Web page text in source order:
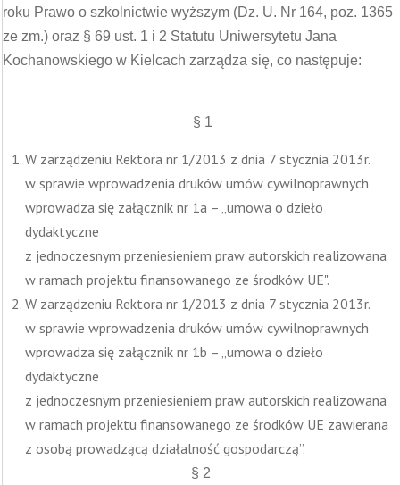
roku Prawo o szkolnictwie wyższym (Dz. U. Nr 164, poz. 1365
ze zm.) oraz § 69 ust. 1 i 2 Statutu Uniwersytetu Jana
Kochanowskiego w Kielcach zarządza się, co następuje:
§ 1
W zarządzeniu Rektora nr 1/2013 z dnia 7 stycznia 2013r.
w sprawie wprowadzenia druków umów cywilnoprawnych
wprowadza się załącznik nr 1a – „umowa o dzieło
dydaktyczne
z jednoczesnym przeniesieniem praw autorskich realizowana
w ramach projektu finansowanego ze środków UE".
W zarządzeniu Rektora nr 1/2013 z dnia 7 stycznia 2013r.
w sprawie wprowadzenia druków umów cywilnoprawnych
wprowadza się załącznik nr 1b – „umowa o dzieło
dydaktyczne
z jednoczesnym przeniesieniem praw autorskich realizowana
w ramach projektu finansowanego ze środków UE zawierana
z osobą prowadzącą działalność gospodarczą”.
§ 2